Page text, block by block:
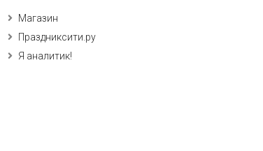
Магазин
Праздниксити.ру
Я аналитик!